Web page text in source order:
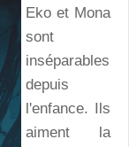
Eko et Mona
sont
inséparables
depuis
l'enfance. Ils
aiment la